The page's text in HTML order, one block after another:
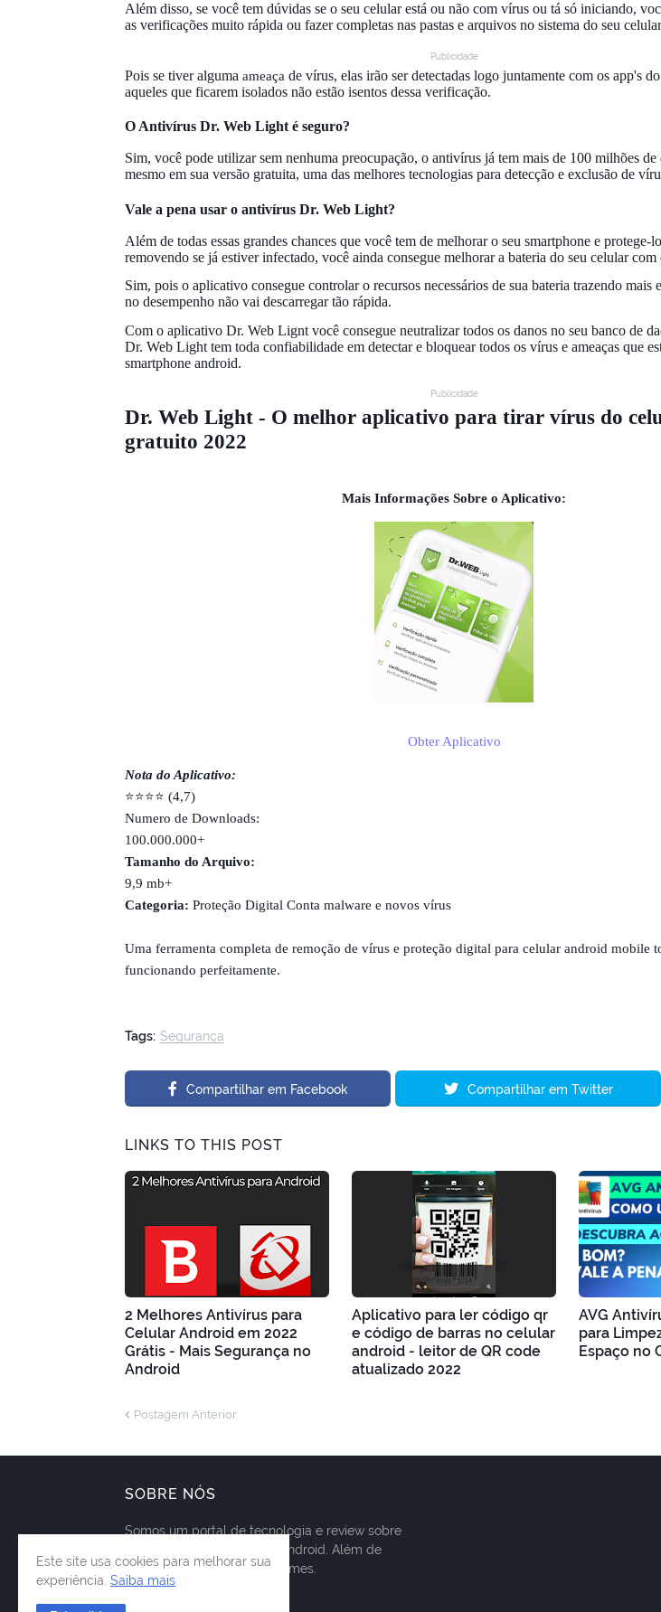
Além disso, se você tem dúvidas se o seu celular está ou não com vírus ou tá só iniciando,
as verificações muito rápida ou fazer completas nas pastas e arquivos no sistema do seu
Publicidade
Pois se tiver alguma ameaça de vírus, elas irão ser detectadas logo juntamente com os app's
aqueles que ficarem isolados não estão isentos dessa verificação.
O Antivírus Dr. Web Light é seguro?
Sim, você pode utilizar sem nenhuma preocupação, o antivírus já tem mais de 100 milhões
mesmo em sua versão gratuita, uma das melhores tecnologias para detecção e exclusão de
Vale a pena usar o antivírus Dr. Web Light?
Além de todas essas grandes chances que você tem de melhorar o seu smartphone e protege-
removendo se já estiver infectado, você ainda consegue melhorar a bateria do seu celular com
Sim, pois o aplicativo consegue controlar o recursos necessários de sua bateria trazendo mais
no desempenho não vai descarregar tão rápida.
Com o aplicativo Dr. Web Lignt você consegue neutralizar todos os danos no seu banco de
Dr. Web Light tem toda confiabilidade em detectar e bloquear todos os vírus e ameaças que
smartphone android.
Publicidade
Dr. Web Light - O melhor aplicativo para tirar vírus do
gratuito 2022
Mais Informações Sobre o Aplicativo:
Obter Aplicativo
Nota do Aplicativo:
⭐⭐⭐⭐ (4,7)
Numero de Downloads:
100.000.000+
Tamanho do Arquivo:
9,9 mb+
Categoria: Proteção Digital Conta malware e novos vírus
Uma ferramenta completa de remoção de vírus e proteção digital para celular android mobile
funcionando perfeitamente.
Tags: Segurança
Compartilhar em Facebook Compartilhar em Twitter
LINKS TO THIS POST
2 Melhores Antivírus para
Celular Android em 2022
Grátis - Mais Segurança no
Android
Aplicativo para ler código qr
e código de barras no celular
android - leitor de QR code
atualizado 2022
AVG
para
Espaço no
Postagem Anterior
SOBRE NÓS
Somos um portal de tecnologia e review sobre
aplicativos para celulares android. Além de
tutoriais e soluções para games.
Este site usa cookies para melhorar sua
experiência. Saiba mais